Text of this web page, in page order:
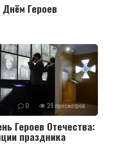
Героев
0 29 просмотров
Героев Отечества:
праздника